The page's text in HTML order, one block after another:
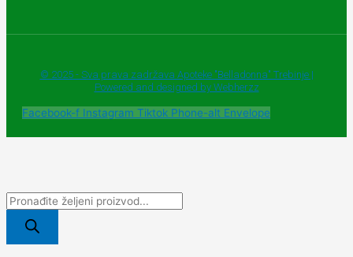
© 2025 - Sva prava zadržava Apoteke "Belladonna" Trebinje |
Powered and designed by Webherzz
Facebook-f Instagram Tiktok Phone-alt Envelope